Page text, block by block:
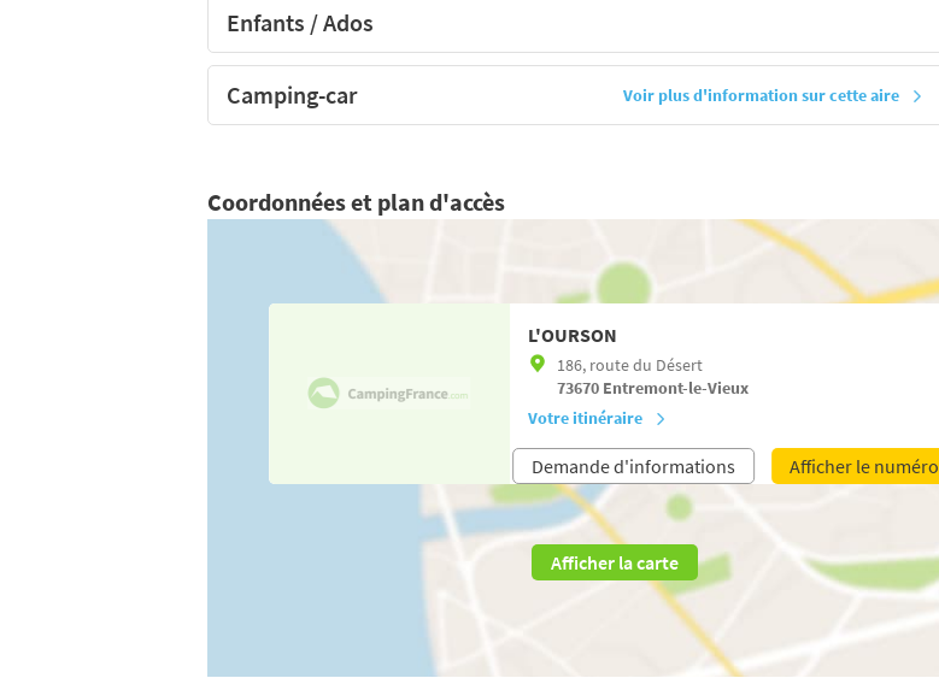
Enfants / Ados
Camping-car Voir plus d'information sur cette aire
Coordonnées et plan d'accès
L'OURSON
186, route du Désert
73670 Entremont-le-Vieux
Votre itinéraire
Demande d'informations Afficher le numéro
Afficher la carte